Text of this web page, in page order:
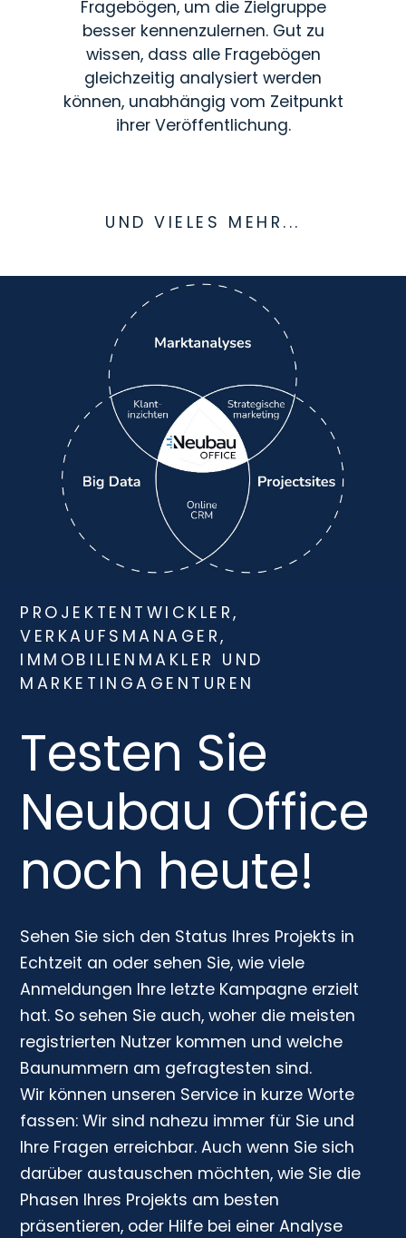
Fragebögen, um die Zielgruppe
besser kennenzulernen. Gut zu
wissen, dass alle Fragebögen
gleichzeitig analysiert werden
können, unabhängig vom Zeitpunkt
ihrer Veröffentlichung.
UND VIELES MEHR...
PROJEKTENTWICKLER,
VERKAUFSMANAGER,
IMMOBILIENMAKLER UND
MARKETINGAGENTUREN
Testen Sie
Neubau Office
noch heute!
Sehen Sie sich den Status Ihres Projekts in
Echtzeit an oder sehen Sie, wie viele
Anmeldungen Ihre letzte Kampagne erzielt
hat. So sehen Sie auch, woher die meisten
registrierten Nutzer kommen und welche
Baunummern am gefragtesten sind.
Wir können unseren Service in kurze Worte
fassen: Wir sind nahezu immer für Sie und
Ihre Fragen erreichbar. Auch wenn Sie sich
darüber austauschen möchten, wie Sie die
Phasen Ihres Projekts am besten
präsentieren, oder Hilfe bei einer Analyse